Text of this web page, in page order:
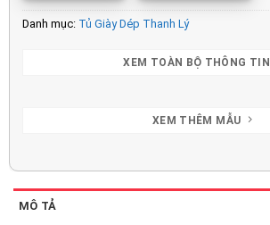
Danh mục: Tủ Giày Dép Thanh Lý
XEM TOÀN BỘ THÔNG TIN
XEM THÊM MẪU
MÔ TẢ